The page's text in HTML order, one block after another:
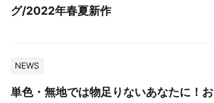
グ/2022年春夏新作
NEWS
単色・無地では物足りないあなたに！お